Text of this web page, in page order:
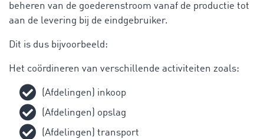
beheren van de goederenstroom vanaf de productie tot
aan de levering bij de eindgebruiker.
Dit is dus bijvoorbeeld:
Het coördineren van verschillende activiteiten zoals:
(Afdelingen) inkoop
(Afdelingen) opslag
(Afdelingen) transport